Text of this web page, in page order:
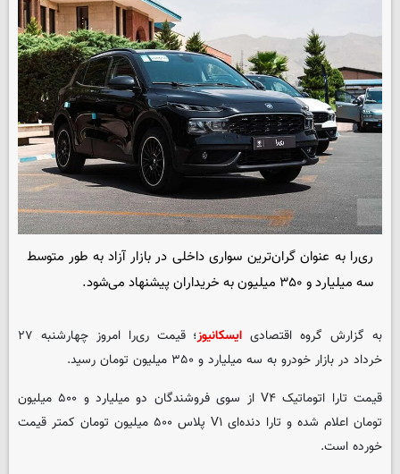
ری‌را به عنوان گران‌ترین سواری داخلی در بازار آزاد به طور متوسط
سه میلیارد و ۳۵۰ میلیون به خریداران پیشنهاد می‌شود.
به گزارش گروه اقتصادی ایسکانیوز
؛ قیمت ری‌را امروز چهارشنبه ۲۷
خرداد در بازار خودرو به سه میلیارد و ۳۵۰ میلیون تومان رسید.
قیمت تارا اتوماتیک V۴ از سوی فروشندگان دو میلیارد و ۵۰۰ میلیون
تومان اعلام شده و تارا دنده‌ای V۱ پلاس ۵۰۰ میلیون تومان کمتر قیمت
خورده است.